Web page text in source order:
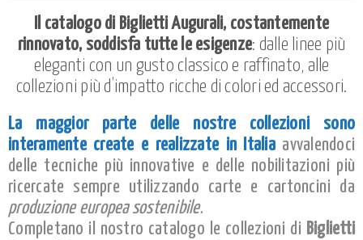
Il catalogo di Biglietti Augurali, costantemente
rinnovato, soddisfa tutte le esigenze: dalle linee più
eleganti con un gusto classico e raffinato, alle
collezioni più d’impatto ricche di colori ed accessori.
La maggior parte delle nostre collezioni
sono
interamente create e realizzate in Italiaavvalendoci
delle tecniche più innovative e delle nobilitazioni più
ricercate sempre utilizzando carte e cartoncini da
produzione europea sostenibile.
Completano il nostro catalogo le collezioni di Biglietti